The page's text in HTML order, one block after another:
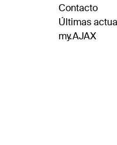
Contacto
Últimas
my.AJAX